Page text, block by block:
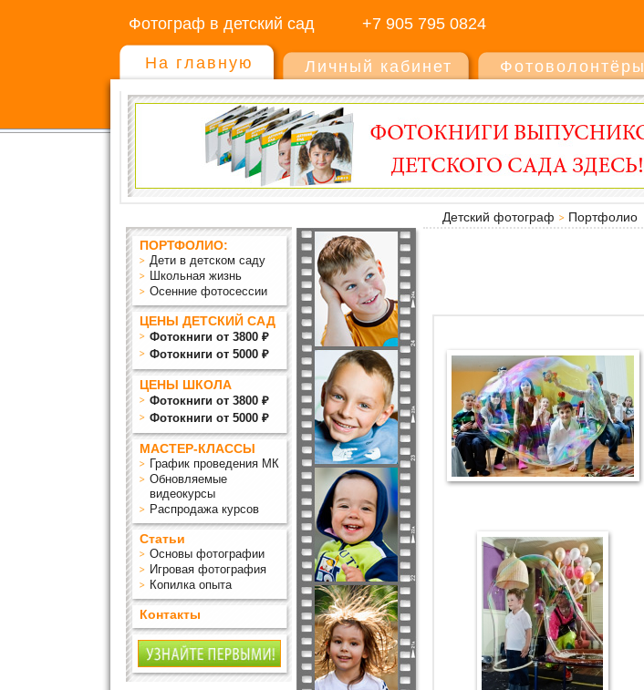
Фотограф в детский сад +7 905 795 0824
На главную Личный кабинет Фотоволонтёры
Детский фотограф
Портфолио
ПОРТФОЛИО:
Дети в детском саду
Школьная жизнь
Осенние фотосессии
ЦЕНЫ ДЕТСКИЙ САД
Фотокниги от 3800 ₽
Фотокниги от 5000 ₽
ЦЕНЫ ШКОЛА
Фотокниги от 3800 ₽
Фотокниги от 5000 ₽
МАСТЕР-КЛАССЫ
График проведения МК
Обновляемые
видеокурсы
Распродажа курсов
Статьи
Основы фотографии
Игровая фотография
Копилка опыта
Контакты